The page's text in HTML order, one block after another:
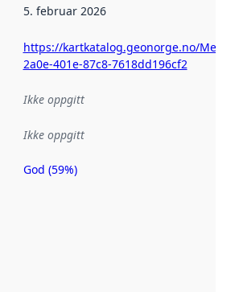
5. februar 2026
https://kartkatalog.geonorge.no/
2a0e-401e-87c8-7618dd196cf2
Ikke oppgitt
Ikke oppgitt
Metadatakvalitet
God (59%)